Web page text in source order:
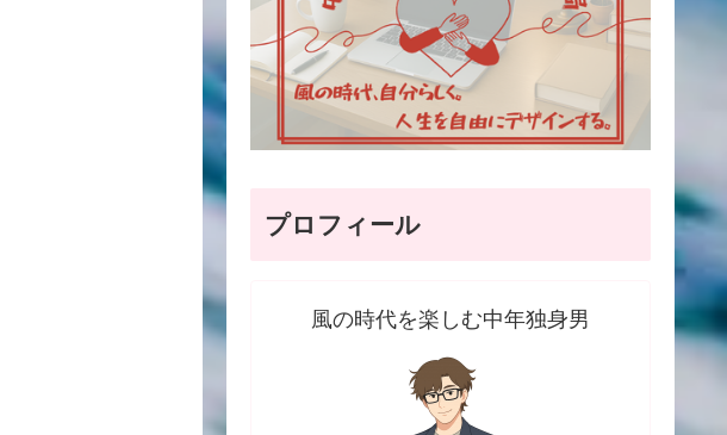
プロフィール
風の時代を楽しむ中年独身男